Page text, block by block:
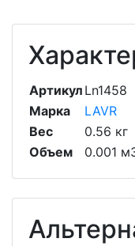
Артикул Ln1458
Марка
LAVR
Вес
0.56 кг
Объем
0.001